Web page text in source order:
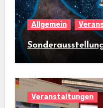
Allgemein
Veranstaltungen